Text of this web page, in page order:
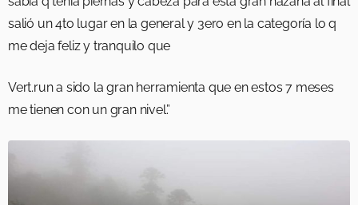
salió un 4to lugar en la general y 3ero en la categoría lo q
me deja feliz y tranquilo que
Vert.run a sido la gran herramienta que en estos 7 meses
me tienen con un gran nivel.”